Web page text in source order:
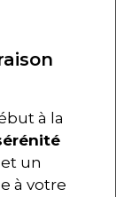
à la
un
à votre